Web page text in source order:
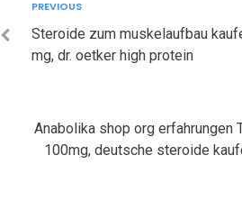
navigation
Previous
PREVIOUS
Steroide zum muskelaufbau
mg, dr. oetker high protein
Anabolika shop org erfahrungen
100mg, deutsche steroide